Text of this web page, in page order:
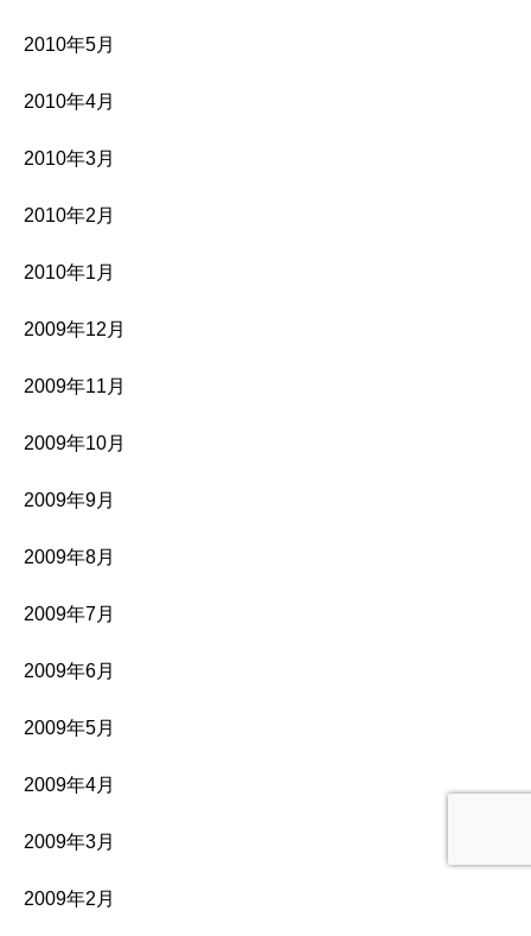
2010年5月
2010年4月
2010年3月
2010年2月
2010年1月
2009年12月
2009年11月
2009年10月
2009年9月
2009年8月
2009年7月
2009年6月
2009年5月
2009年4月
2009年3月
2009年2月